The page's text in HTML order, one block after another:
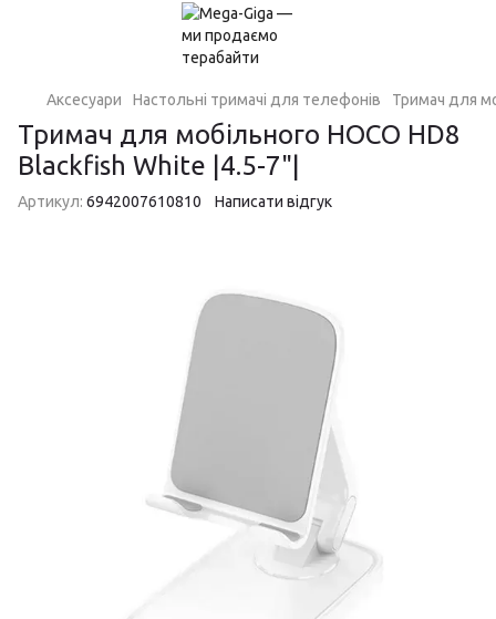
Аксесуари Настольні тримачі для телефонів Тримач для
Тримач для мобільного HOCO HD8
Blackfish White |4.5-7"|
Артикул: 6942007610810 Написати відгук